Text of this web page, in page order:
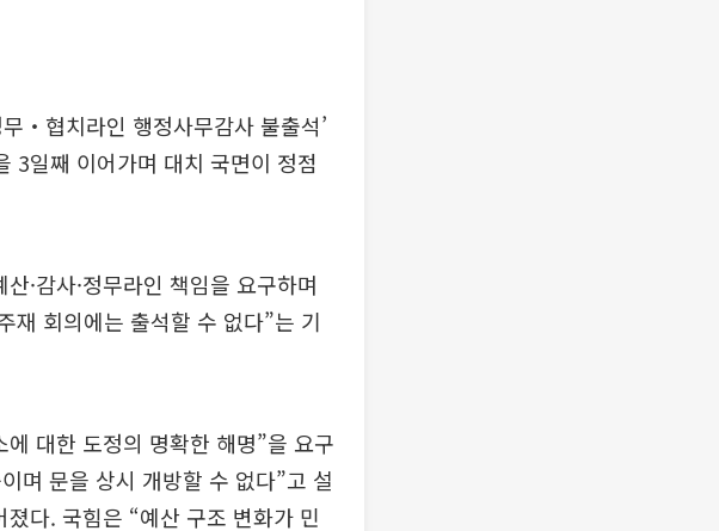
무‧협치라인 행정사무감사 불출석’
3일째 이어가며 대치 국면이 정점
·감사·정무라인 책임을 요구하며
재 회의에는 출석할 수 없다”는 기
대한 도정의 명확한 해명”을 요구
며 문을 상시 개방할 수 없다”고 설
다. 국힘은 “예산 구조 변화가 민